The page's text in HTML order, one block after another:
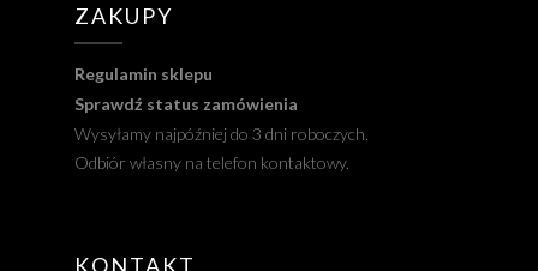
ZAKUPY
Regulamin sklepu
Sprawdź status zamówienia
Wysyłamy najpóźniej do 3 dni roboczych.
Odbiór własny na telefon kontaktowy.
KONTAKT